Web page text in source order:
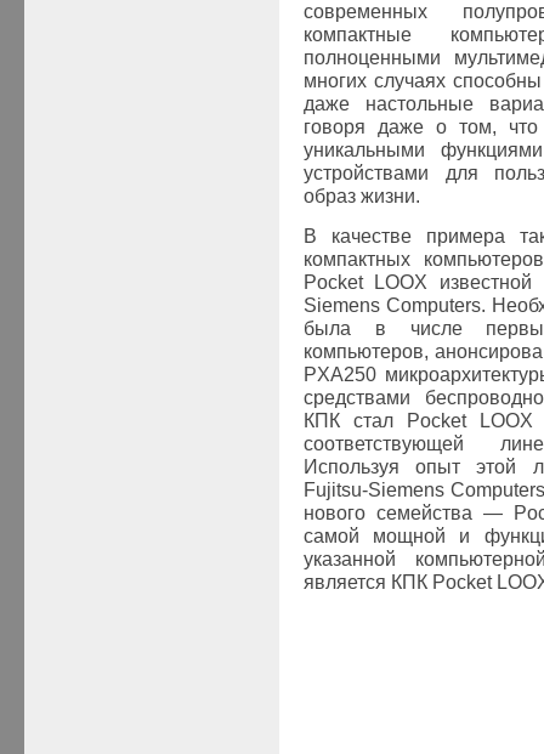
современных
компактные
полноценными
многих случаях
даже настольные
говоря даже о том,
уникальными
устройствами для
образ жизни.
В качестве примера
компактных
Pocket LOOX
Siemens Computers.
была в числе первых
компьютеров,
PXA250
средствами
КПК стал Pocket LOOX
соответствующей
Используя опыт этой
Fujitsu-Siemens
нового семейства —
самой мощной и
указанной
является КПК Pocket